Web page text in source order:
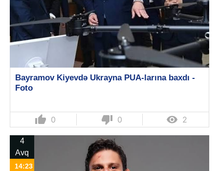
Bayramov Kiyevdə Ukrayna PUA-larına baxdı -
Foto
thumb_up 0 thumb_down 0  2
4
Avq
14:23